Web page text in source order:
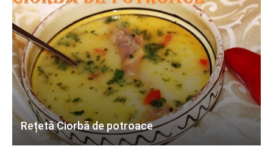
Rețetă Ciorbă de potroace